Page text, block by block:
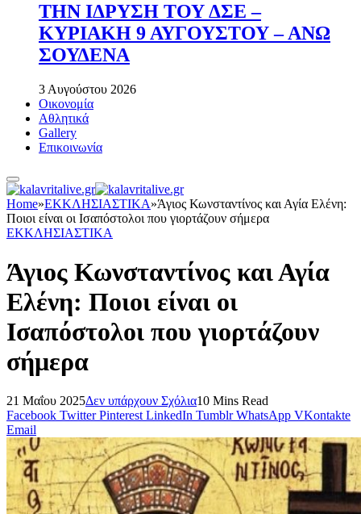
ΤΗΝ ΙΔΡΥΣΗ ΤΟΥ ΔΣΕ –
ΚΥΡΙΑΚΗ 9 ΑΥΓΟΥΣΤΟΥ – ΑΝΩ
ΣΟΥΔΕΝΑ
3 Αυγούστου 2026
Οικονομία
Αθλητικά
Gallery
Επικοινωνία
Home»ΕΚΚΛΗΣΙΑΣΤΙΚΑ»Άγιος Κωνσταντίνος και Αγία Ελένη:
Ποιοι είναι οι Ισαπόστολοι που γιορτάζουν σήμερα
ΕΚΚΛΗΣΙΑΣΤΙΚΑ
Άγιος Κωνσταντίνος και Αγία
Ελένη: Ποιοι είναι οι
Ισαπόστολοι που γιορτάζουν
σήμερα
21 Μαΐου 2025Δεν υπάρχουν Σχόλια10 Mins Read
Facebook Twitter Pinterest LinkedIn Tumblr WhatsApp VKontakte
Email